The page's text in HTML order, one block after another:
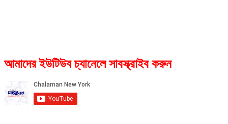
আমাদের ইউটিউব চ্যানেলে সাবস্ক্রাইব করুন